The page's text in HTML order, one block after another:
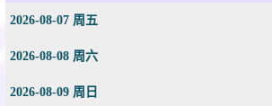
篮球新闻
2026-08-07 周五
2026-08-08 周六
2026-08-09 周日